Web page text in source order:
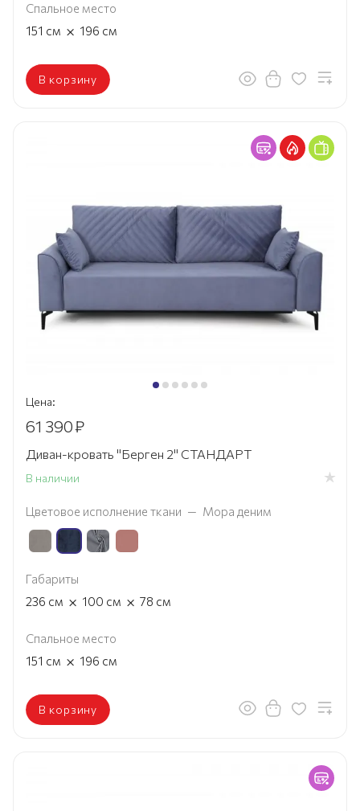
Спальное место
151 см × 196 см
В корзину
Цена:
61 390₽
Диван-кровать "Берген 2" СТАНДАРТ
В наличии
Цветовое исполнение ткани — Мора деним
Габариты
236 см × 100 см × 78 см
Спальное место
151 см × 196 см
В корзину